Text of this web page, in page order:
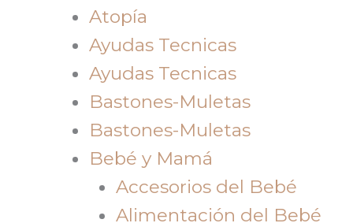
Atopía
Ayudas Tecnicas
Ayudas Tecnicas
Bastones-Muletas
Bastones-Muletas
Bebé y Mamá
Accesorios del Bebé
Alimentación del Bebé